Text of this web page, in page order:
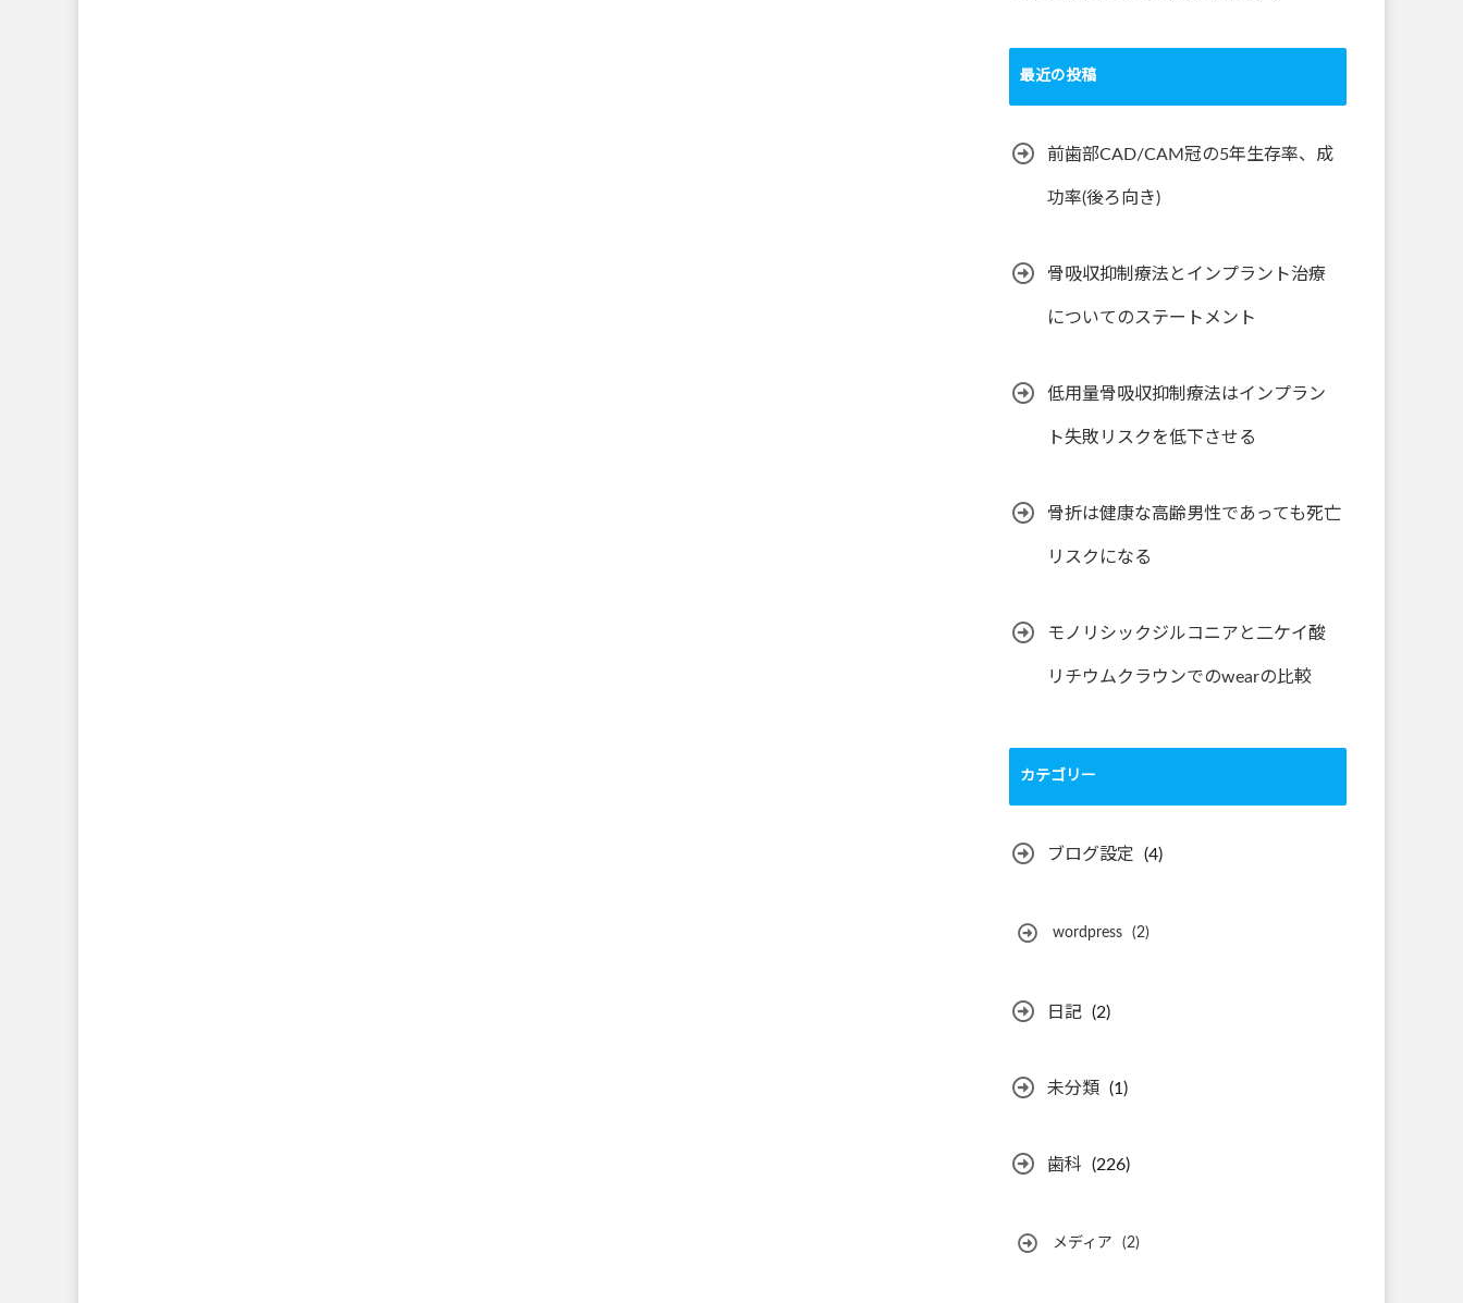
最近の投稿
前歯部CAD/CAM冠の5年生存率、成
功率(後ろ向き)
骨吸収抑制療法とインプラント治療
についてのステートメント
低用量骨吸収抑制療法はインプラン
ト失敗リスクを低下させる
骨折は健康な高齢男性であっても死亡
リスクになる
モノリシックジルコニアと二ケイ酸
リチウムクラウンでのwearの比較
カテゴリー
ブログ設定 (4)
wordpress (2)
日記 (2)
未分類 (1)
歯科 (226)
メディア (2)